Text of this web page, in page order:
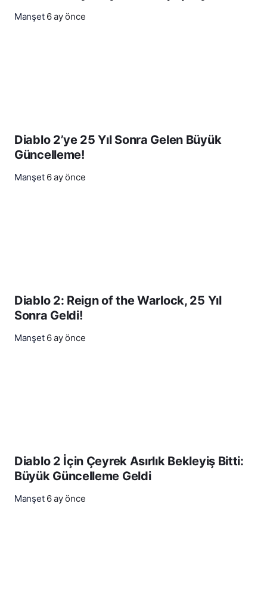
Manşet 6 ay önce
Diablo 2’ye 25 Yıl Sonra Gelen Büyük
Güncelleme!
Manşet 6 ay önce
Diablo 2: Reign of the Warlock, 25 Yıl
Sonra Geldi!
Manşet 6 ay önce
Diablo 2 İçin Çeyrek Asırlık Bekleyiş Bitti:
Büyük Güncelleme Geldi
Manşet 6 ay önce